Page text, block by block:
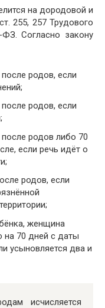
на дородовой и
255, 257 Трудового
Согласно закону
родов, если
родов, если
родов либо 70
если речь идёт о
родов, если
женщина
на 70 дней с даты
усыновляется два и
исчисляется